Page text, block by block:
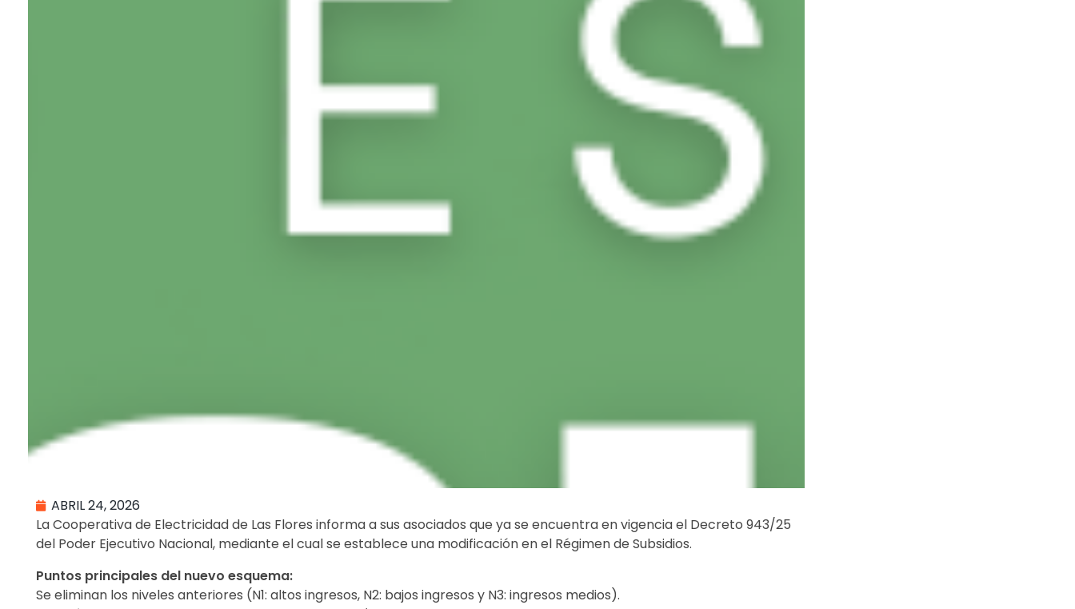
ABRIL 24, 2026
La Cooperativa de Electricidad de Las Flores informa a sus asociados que ya se encuentra en vigencia el Decreto 943/25
del Poder Ejecutivo Nacional, mediante el cual se establece una modificación en el Régimen de Subsidios.
Puntos principales del nuevo esquema:
Se eliminan los niveles anteriores (N1: altos ingresos, N2: bajos ingresos y N3: ingresos medios).